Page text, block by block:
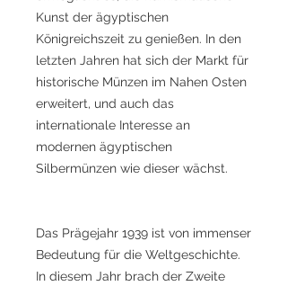
Kunst der ägyptischen
Königreichszeit zu genießen. In den
letzten Jahren hat sich der Markt für
historische Münzen im Nahen Osten
erweitert, und auch das
internationale Interesse an
modernen ägyptischen
Silbermünzen wie dieser wächst.
Das Prägejahr 1939 ist von immenser
Bedeutung für die Weltgeschichte.
In diesem Jahr brach der Zweite